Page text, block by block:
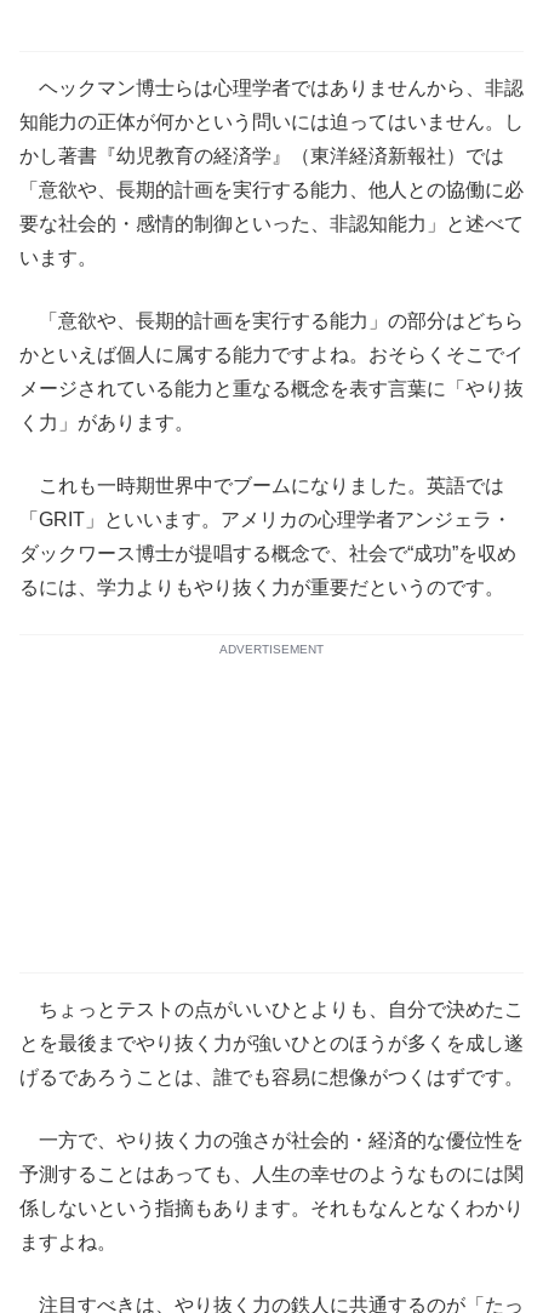
ヘックマン博士らは心理学者ではありませんから、非認
知能力の正体が何かという問いには迫ってはいません。し
かし著書『幼児教育の経済学』（東洋経済新報社）では
「意欲や、長期的計画を実行する能力、他人との協働に必
要な社会的・感情的制御といった、非認知能力」と述べて
います。
「意欲や、長期的計画を実行する能力」の部分はどちら
かといえば個人に属する能力ですよね。おそらくそこでイ
メージされている能力と重なる概念を表す言葉に「やり抜
く力」があります。
これも一時期世界中でブームになりました。英語では
「GRIT」といいます。アメリカの心理学者アンジェラ・
ダックワース博士が提唱する概念で、社会で“成功”を収め
るには、学力よりもやり抜く力が重要だというのです。
ADVERTISEMENT
ちょっとテストの点がいいひとよりも、自分で決めたこ
とを最後までやり抜く力が強いひとのほうが多くを成し遂
げるであろうことは、誰でも容易に想像がつくはずです。
一方で、やり抜く力の強さが社会的・経済的な優位性を
予測することはあっても、人生の幸せのようなものには関
係しないという指摘もあります。それもなんとなくわかり
ますよね。
注目すべきは、やり抜く力の鉄人に共通するのが「たっ